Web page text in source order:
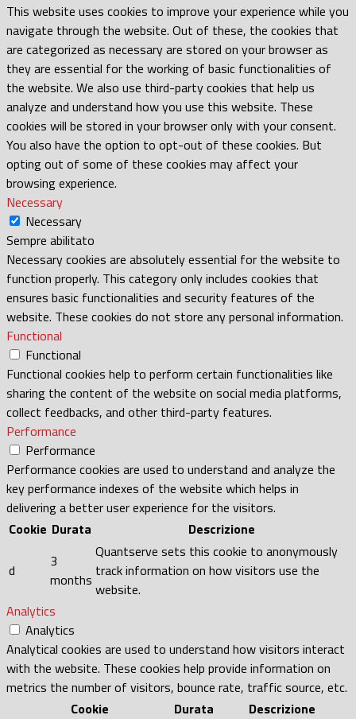
This website uses cookies to improve your experience while you
navigate through the website. Out of these, the cookies that
are categorized as necessary are stored on your browser as
they are essential for the working of basic functionalities of
the website. We also use third-party cookies that help us
analyze and understand how you use this website. These
cookies will be stored in your browser only with your consent.
You also have the option to opt-out of these cookies. But
opting out of some of these cookies may affect your
browsing experience.
Necessary
Necessary
Sempre abilitato
Necessary cookies are absolutely essential for the website to
function properly. This category only includes cookies that
ensures basic functionalities and security features of the
website. These cookies do not store any personal information.
Functional
Functional
Functional cookies help to perform certain functionalities like
sharing the content of the website on social media platforms,
collect feedbacks, and other third-party features.
Performance
Performance
Performance cookies are used to understand and analyze the
key performance indexes of the website which helps in
delivering a better user experience for the visitors.
Cookie Durata Descrizione
d
3
months
Quantserve sets this cookie to anonymously
track information on how visitors use the
website.
Analytics
Analytics
Analytical cookies are used to understand how visitors interact
with the website. These cookies help provide information on
metrics the number of visitors, bounce rate, traffic source, etc.
Cookie
Durata Descrizione